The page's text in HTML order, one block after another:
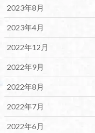
2023年8月
2023年4月
2022年12月
2022年9月
2022年8月
2022年7月
2022年6月